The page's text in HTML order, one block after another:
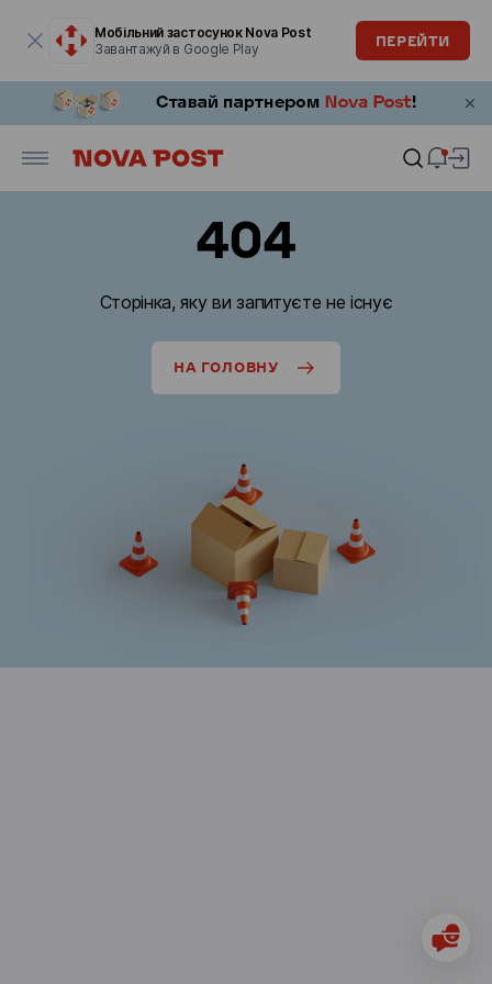
Мобільний застосунок Nova Post
Завантажуй в Google Play
ПЕРЕЙТИ
404
Сторінка, яку ви запитуєте не існує
НА ГОЛОВНУ